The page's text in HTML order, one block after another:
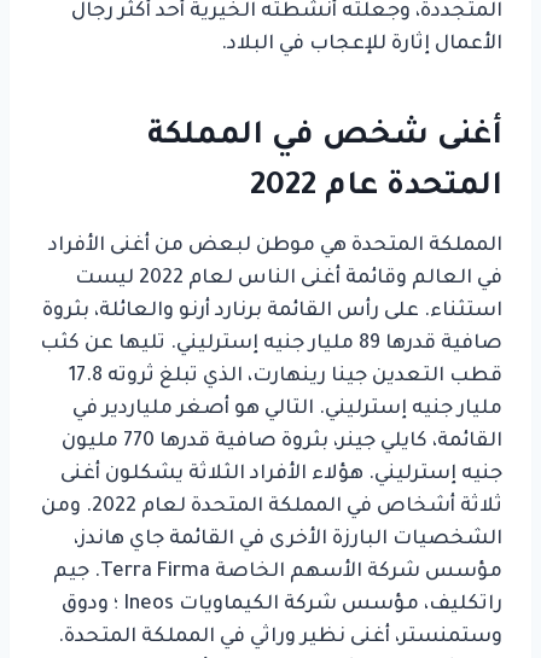
المتجددة، وجعلته أنشطته الخيرية أحد أكثر رجال
الأعمال إثارة للإعجاب في البلاد.
أغنى شخص في المملكة
المتحدة عام 2022
المملكة المتحدة هي موطن لبعض من أغنى الأفراد
في العالم وقائمة أغنى الناس لعام 2022 ليست
استثناء. على رأس القائمة برنارد أرنو والعائلة، بثروة
صافية قدرها 89 مليار جنيه إسترليني. تليها عن كثب
قطب التعدين جينا رينهارت، الذي تبلغ ثروته 17.8
مليار جنيه إسترليني. التالي هو أصغر ملياردير في
القائمة، كايلي جينر، بثروة صافية قدرها 770 مليون
جنيه إسترليني. هؤلاء الأفراد الثلاثة يشكلون أغنى
ثلاثة أشخاص في المملكة المتحدة لعام 2022. ومن
الشخصيات البارزة الأخرى في القائمة جاي هاندز،
مؤسس شركة الأسهم الخاصة Terra Firma. جيم
راتكليف، مؤسس شركة الكيماويات Ineos ؛ ودوق
وستمنستر، أغنى نظير وراثي في ​​المملكة المتحدة.